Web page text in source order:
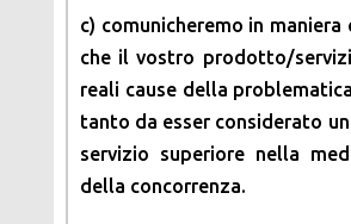
c) comunicheremo in maniera
che il vostro prodotto/
reali cause della
tanto da esser considerato
servizio superiore nella
della concorrenza.